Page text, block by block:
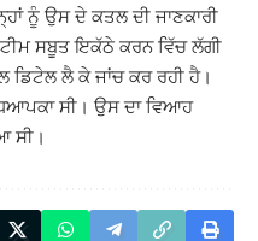
ਨੂੰ ਉਸ ਦੇ ਕਤਲ ਦੀ ਜਾਣਕਾਰੀ
ਸਬੂਤ ਇਕੱਠੇ ਕਰਨ ਵਿੱਚ ਲੱਗੀ
ਡਿਟੇਲ ਲੈ ਕੇ ਜਾਂਚ ਕਰ ਰਹੀ ਹੈ।
ਸੀ। ਉਸ ਦਾ ਵਿਆਹ
ਸੀ।